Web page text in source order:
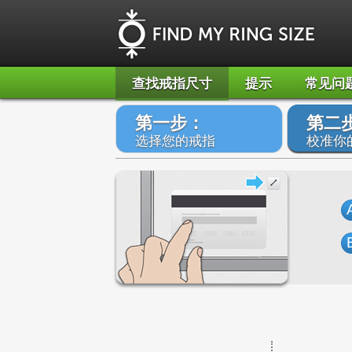
查找戒指尺寸 提示 常见问
第一步：
选择您的戒指
第二
校准你